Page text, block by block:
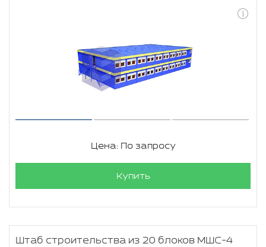
Цена: По запросу
Купить
Штаб строительства из 20 блоков МШС-4